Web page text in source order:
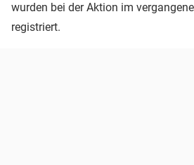
wurden bei der Aktion im
registriert.